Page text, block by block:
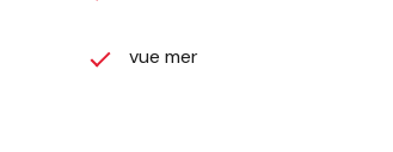
vue mer